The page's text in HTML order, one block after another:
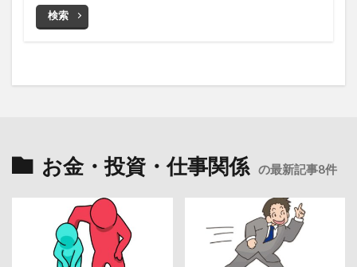
検索
お金・投資・仕事関係 の最新記事8件